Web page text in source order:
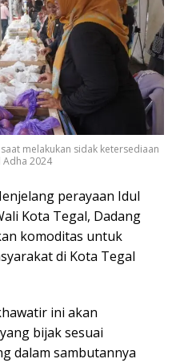
melakukan sidak ketersediaan
2024
perayaan Idul
Kota Tegal, Dadang
komoditas untuk
di Kota Tegal
ini akan
bijak sesuai
dalam sambutannya